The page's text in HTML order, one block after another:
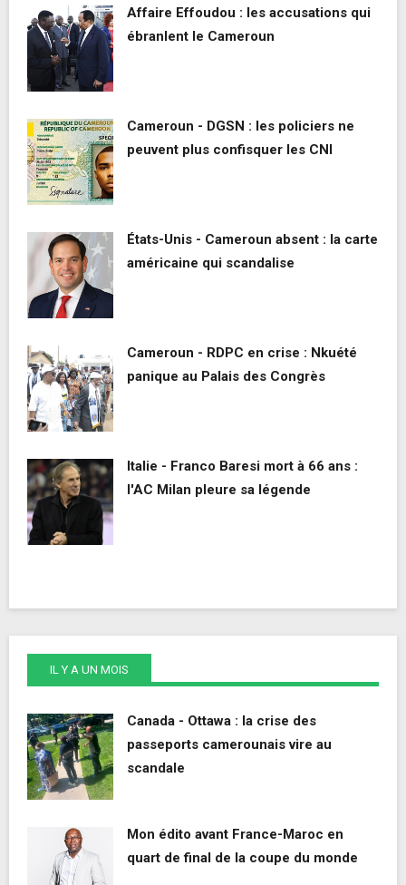
Affaire Effoudou : les accusations qui
ébranlent le Cameroun
Cameroun - DGSN : les policiers ne
peuvent plus confisquer les CNI
États-Unis - Cameroun absent : la carte
américaine qui scandalise
Cameroun - RDPC en crise : Nkuété
panique au Palais des Congrès
Italie - Franco Baresi mort à 66 ans :
l'AC Milan pleure sa légende
IL Y A UN MOIS
Canada - Ottawa : la crise des
passeports camerounais vire au
scandale
Mon édito avant France-Maroc en
quart de final de la coupe du monde